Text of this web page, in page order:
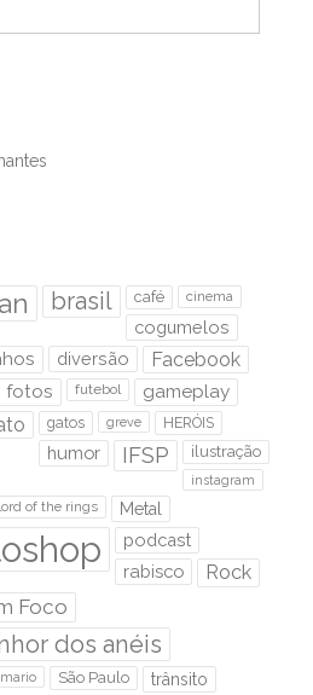
brasil café cinema
cogumelos
diversão Facebook
fotos futebol gameplay
gatos greve HERÓIS
humor IFSP ilustração
instagram
lord of the rings Metal
podcast
rabisco
Rock
Foco
dos anéis
São Paulo trânsito